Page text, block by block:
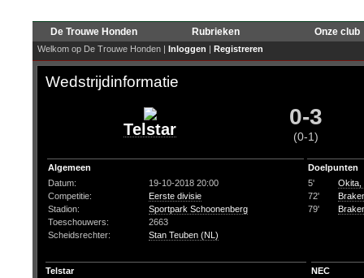
De Trouwe Honden Rubrieken Onze club
Welkom op De Trouwe Honden | Inloggen | Registreren
Wedstrijdinformatie
Telstar 0-3
(0-1)
Algemeen
Datum:
19-10-2018 20:00
Competitie:
Eerste divisie
Stadion:
Sportpark Schoonenberg
Toeschouwers:
2663
Scheidsrechter:
Stan Teuben (NL)
Doelpunten
5'
Okita,
72'
79'
Telstar
NEC